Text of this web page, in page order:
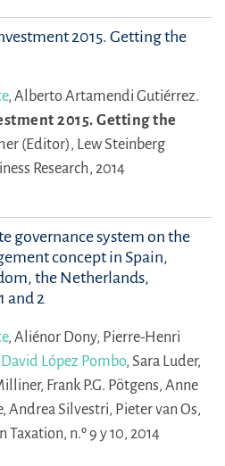
2015. Getting the
, Alberto Artamendi Gutiérrez.
2015. Getting the
(Editor), Lew Steinberg
Research, 2014
governance system on the
concept in Spain,
the Netherlands,
and 2
, Aliénor Dony, Pierre-Henri
David López Pombo, Sara Luder,
Frank P.G. Pötgens, Anne
Andrea Silvestri, Pieter van Os,
Taxation, n.º 9 y 10, 2014